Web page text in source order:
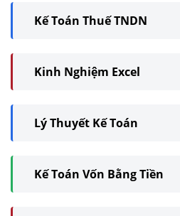
Kế Toán Thuế TNDN
Kinh Nghiệm Excel
Lý Thuyết Kế Toán
Kế Toán Vốn Bằng Tiền